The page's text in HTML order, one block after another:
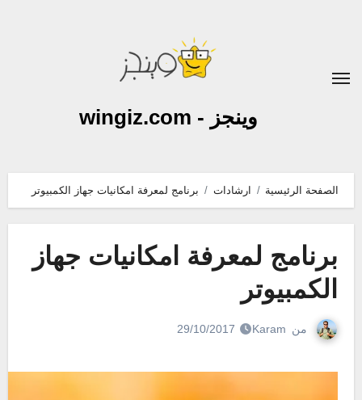
وينجز - wingiz.com
الصفحة الرئيسية ارشادات برنامج لمعرفة امكانيات جهاز الكمبيوتر
برنامج لمعرفة امكانيات جهاز
الكمبيوتر
من Karam
29/10/2017